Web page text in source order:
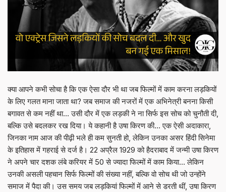
क्या आपने कभी सोचा है कि एक ऐसा दौर भी था जब फिल्मों में काम करना लड़कियों
के लिए गलत माना जाता था? जब समाज की नजरों में एक अभिनेत्री बनना किसी
बगावत से कम नहीं था… उसी दौर में एक लड़की ने ना सिर्फ इस सोच को चुनौती दी,
बल्कि उसे बदलकर रख दिया। ये कहानी है उषा किरण की… एक ऐसी अदाकारा,
जिनका नाम आज की पीढ़ी भले ही कम सुनती हो, लेकिन उनका असर हिंदी सिनेमा
के इतिहास में गहराई से दर्ज है। 22 अप्रैल 1929 को हैदराबाद में जन्मी उषा किरण
ने अपने चार दशक लंबे करियर में 50 से ज्यादा फिल्मों में काम किया… लेकिन
उनकी असली पहचान सिर्फ फिल्मों की संख्या नहीं, बल्कि वो सोच थी जो उन्होंने
समाज में पैदा की। उस समय जब लड़कियां फिल्मों में आने से डरती थीं, उषा किरण